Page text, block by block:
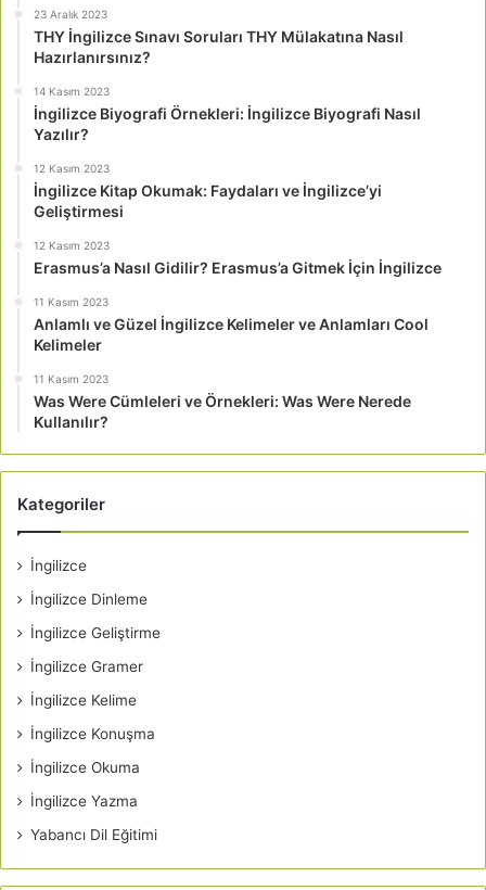
23 Aralık 2023
THY İngilizce Sınavı Soruları THY Mülakatına Nasıl
Hazırlanırsınız?
14 Kasım 2023
İngilizce Biyografi Örnekleri: İngilizce Biyografi Nasıl
Yazılır?
12 Kasım 2023
İngilizce Kitap Okumak: Faydaları ve İngilizce’yi
Geliştirmesi
12 Kasım 2023
Erasmus’a Nasıl Gidilir? Erasmus’a Gitmek İçin İngilizce
11 Kasım 2023
Anlamlı ve Güzel İngilizce Kelimeler ve Anlamları Cool
Kelimeler
11 Kasım 2023
Was Were Cümleleri ve Örnekleri: Was Were Nerede
Kullanılır?
Kategoriler
İngilizce
İngilizce Dinleme
İngilizce Geliştirme
İngilizce Gramer
İngilizce Kelime
İngilizce Konuşma
İngilizce Okuma
İngilizce Yazma
Yabancı Dil Eğitimi